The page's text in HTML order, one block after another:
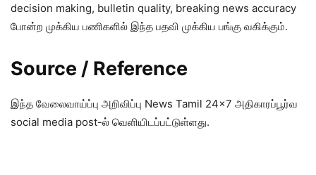
decision making, bulletin quality, breaking news accuracy
போன்ற முக்கிய பணிகளில் இந்த பதவி முக்கிய பங்கு வகிக்கும்.
Source / Reference
இந்த வேலைவாய்ப்பு அறிவிப்பு News Tamil 24×7 அதிகாரப்பூர்வ
social media post-ல் வெளியிடப்பட்டுள்ளது.